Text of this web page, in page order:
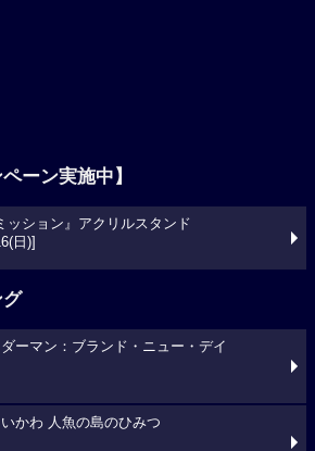
ーン実施中】
ッション』アクリルスタンド
日)]
ーマン：ブランド・ニュー・デイ
かわ 人魚の島のひみつ